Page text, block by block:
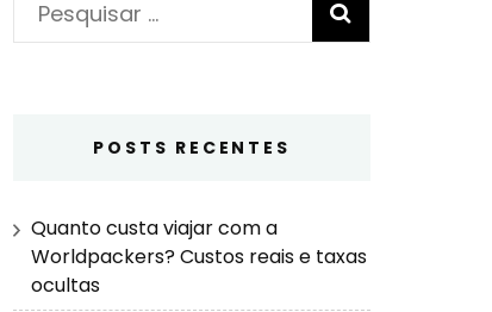
Pesquisar
por:
POSTS RECENTES
Quanto custa viajar com a
Worldpackers? Custos reais e taxas
ocultas